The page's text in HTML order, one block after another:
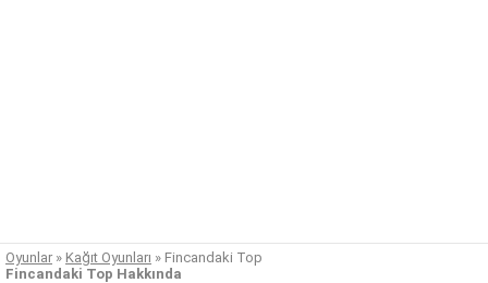
Oyunlar » Kağıt Oyunları » Fincandaki Top
Fincandaki Top Hakkında